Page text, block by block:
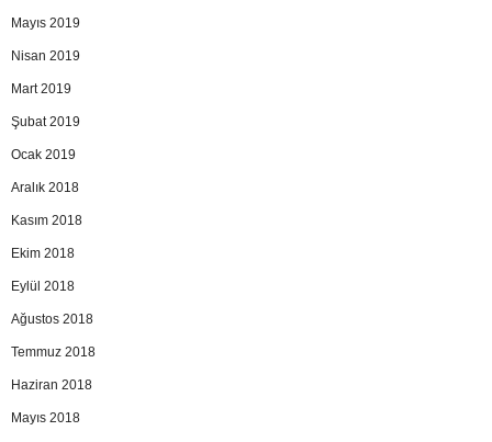
Mayıs 2019
Nisan 2019
Mart 2019
Şubat 2019
Ocak 2019
Aralık 2018
Kasım 2018
Ekim 2018
Eylül 2018
Ağustos 2018
Temmuz 2018
Haziran 2018
Mayıs 2018